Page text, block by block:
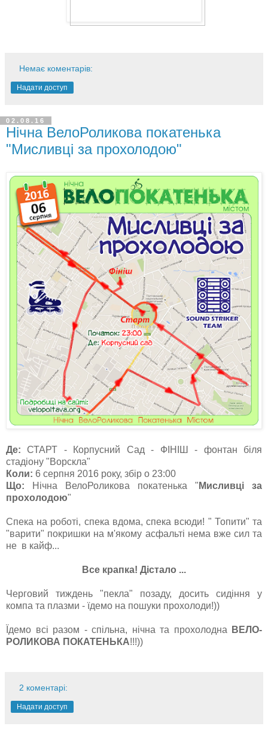
Немає коментарів:
Надати доступ
02.08.16
Нічна ВелоРоликова покатенька
"Мисливці за прохолодою"
Де: СТАРТ - Корпусний Сад - ФІНІШ - фонтан біля
стадіону "Ворскла"
Коли: 6 серпня 2016 року, збір о 23:00
Що: Нічна ВелоРоликова покатенька " Мисливці за
прохолодою"
Спека на роботі, спека вдома, спека всюди! " Топити" та
"варити" покришки на м'якому асфальті нема вже сил та
не в кайф...
Все крапка! Дістало ...
Черговий тиждень "пекла" позаду, досить сидіння у
компа та плазми - їдемо на пошуки прохолоди!))
Їдемо всі разом - спільна, нічна та прохолодна
ВЕЛО-
РОЛИКОВА ПОКАТЕНЬКА!!!))
2 коментарі:
Надати доступ